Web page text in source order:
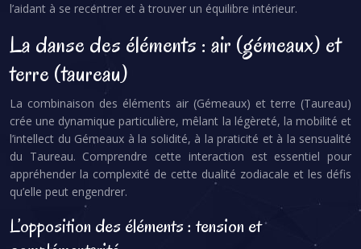
l’aidant à se recentrer et à trouver un équilibre intérieur.
La danse des éléments : air (gémeaux) et
terre (taureau)
La combinaison des éléments air (Gémeaux) et terre (Taureau)
crée une dynamique particulière, mêlant la légèreté, la mobilité et
l’intellect du Gémeaux à la solidité, à la praticité et à la sensualité
du Taureau. Comprendre cette interaction est essentiel pour
appréhender la complexité de cette dualité zodiacale et les défis
qu’elle peut engendrer.
L’opposition des éléments : tension et